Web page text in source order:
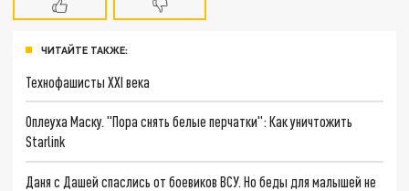
ЧИТАЙТЕ ТАКЖЕ:
Технофашисты XXI века
Оплеуха Маску. "Пора снять белые перчатки": Как уничтожить
Starlink
Даня с Дашей спаслись от боевиков ВСУ. Но беды для малышей не